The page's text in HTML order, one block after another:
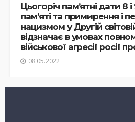
Цьогоріч пам’ятні дати 8 і
пам’яті та примирення і
нацизмом у Другій
відзначає в умовах
військової агресії росії
08.05.2022